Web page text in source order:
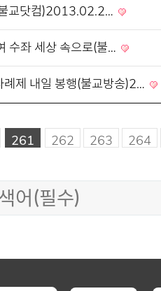
불교닷컴)2013.02.2…
수좌 세상 속으로(불…
제 내일 봉행(불교방송)2…
261 262 263 264